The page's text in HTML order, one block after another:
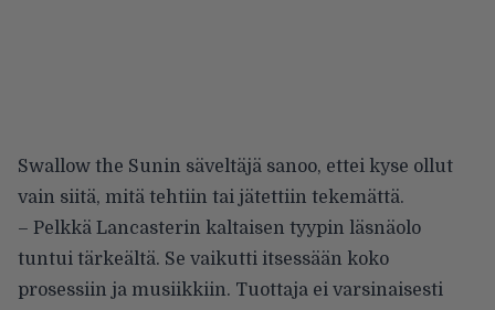
Swallow the Sunin säveltäjä sanoo, ettei kyse ollut
vain siitä, mitä tehtiin tai jätettiin tekemättä.
– Pelkkä Lancasterin kaltaisen tyypin läsnäolo
tuntui tärkeältä. Se vaikutti itsessään koko
prosessiin ja musiikkiin. Tuottaja ei varsinaisesti